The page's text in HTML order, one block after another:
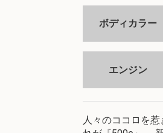
ボディカラー
エンジン
人々のココロを